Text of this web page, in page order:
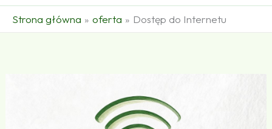
Strona główna oferta Dostęp do Internetu